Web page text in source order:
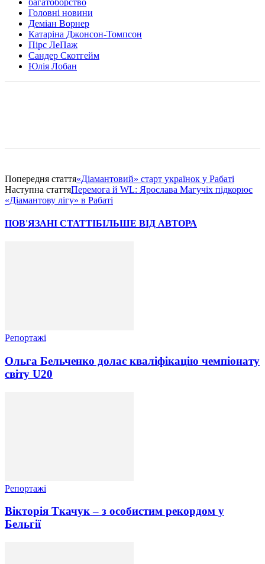
Головні новини
Деміан Ворнер
Катаріна Джонсон-Томпсон
Пірс ЛеПаж
Сандер Скотгейм
Юлія Лобан
Попередня стаття«Діамантовий» старт українок у Рабаті
Наступна статтяПеремога й WL: Ярослава Магучіх підкорює
«Діамантову лігу» в Рабаті
ПОВ'ЯЗАНІ СТАТТІБІЛЬШЕ ВІД АВТОРА
Репортажі
Ольга Бельченко долає кваліфікацію чемпіонату
світу U20
Репортажі
Вікторія Ткачук – з особистим рекордом у
Бельгії